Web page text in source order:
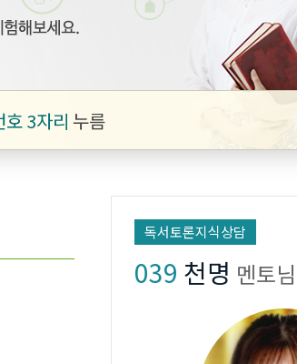
3자리 누름
독서토론지식상담
039 천명 멘토님